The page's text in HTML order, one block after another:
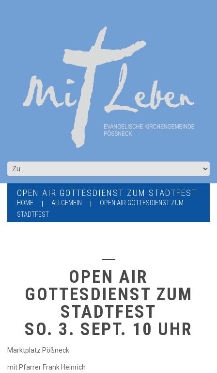
OPEN AIR GOTTESDIENST ZUM STADTFEST
HOME ALLGEMEIN
OPEN AIR GOTTESDIENST ZUM
STADTFEST
OPEN AIR
GOTTESDIENST ZUM
STADTFEST
SO. 3. SEPT. 10 UHR
Marktplatz Pößneck
mit Pfarrer Frank Heinrich